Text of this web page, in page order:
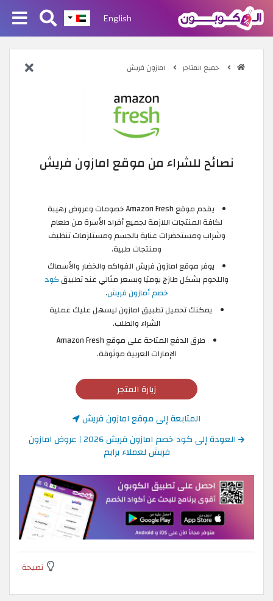
English
جميع المتاجر امازون فريش
نصائح للشراء من موقع امازون فريش
يقدم موقع Amazon Fresh خصومات وعروض رهيبة
لكافة المنتجات اللازمة لجميع أفراد الأسرة من طعام
وشراب ومستحضرات عناية بالجسم ومستلزمات تنظيف
ومنتجات طبية.
يوفر موقع امازون فريش الفواكه والخضار والأسماك
واللحوم بشكل طازج يوميًا وبسعر مثالي عند تطبيق كود
خصم أمازون فريش.
يمكنك تحميل تطبيق امازون ليسهل عليك عملية
الشراء والطلب.
طرق الدفع المتاحة على موقع Amazon Fresh
الإمارات العربية موثوقة.
زيارة المتجر
المتابعة إلى موقع امازون فريش
العودة إلى كود خصم امازون فريش 2026 | عروض امازون
فريش لعملاء برايم
نصيحة